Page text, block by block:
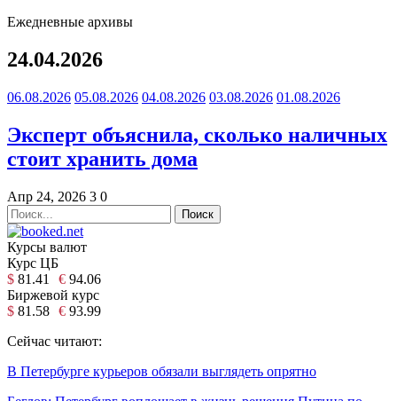
Ежедневные архивы
24.04.2026
06.08.2026 05.08.2026 04.08.2026 03.08.2026 01.08.2026
Эксперт объяснила, сколько наличных
стоит хранить дома
Апр 24, 2026 3 0
Курсы валют
Курс ЦБ
$ 81.41 € 94.06
Биржевой курс
$ 81.58 € 93.99
Сейчас читают:
В Петербурге курьеров обязали выглядеть опрятно